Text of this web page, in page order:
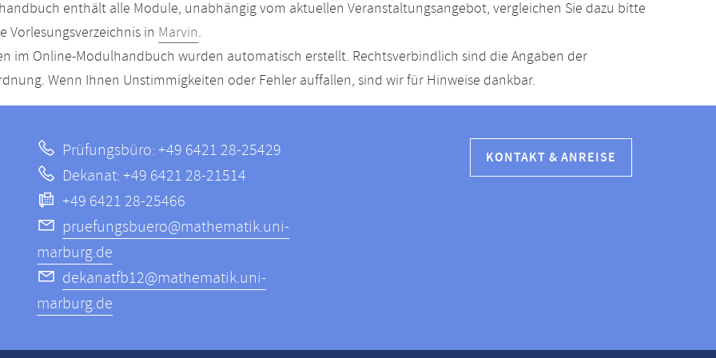
enthält alle Module, unabhängig vom aktuellen Veranstaltungsangebot, vergleichen Sie dazu bitte
Vorlesungsverzeichnis in Marvin.
im Online-Modulhandbuch wurden automatisch erstellt. Rechtsverbindlich sind die Angaben der
Wenn Ihnen Unstimmigkeiten oder Fehler auffallen, sind wir für Hinweise dankbar.
Prüfungsbüro: +49 6421 28-25429
Dekanat: +49 6421 28-21514
+49 6421 28-25466
pruefungsbuero@mathematik.uni-
marburg.de
dekanatfb12@mathematik.uni-
marburg.de
KONTAKT & ANREISE